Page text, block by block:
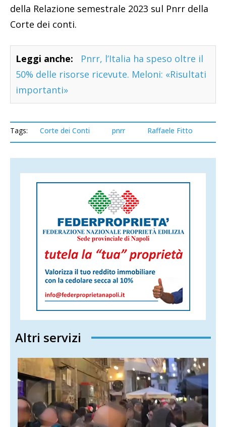
della Relazione semestrale 2023 sul Pnrr della
Corte dei conti.
Leggi anche:
Pnrr, l’Italia ha speso oltre il
50% delle risorse ricevute. Meloni: «Risultati
importanti»
Tags: Corte dei Conti pnrr Raffaele Fitto
Altri servizi